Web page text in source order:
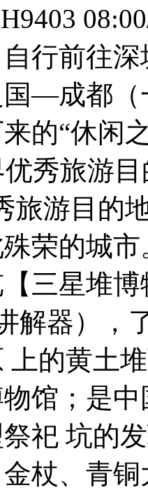
行前往
—成都（
的“休闲
优秀旅游
旅游目的
荣的城
三星堆
解器）
上的黄土
馆；是
祀 坑的
金杖、青